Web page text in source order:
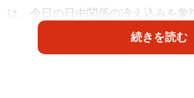
は、今日の日中関係の冷え込みを象
る。首相による「台湾有事には日本
得る」との発言は、中国側が核心的
続きを読む